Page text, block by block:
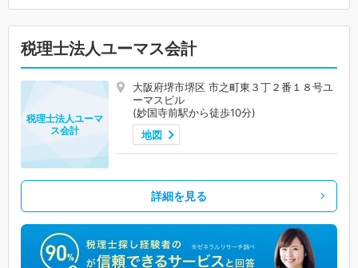
税理士法人ユーマス会計
大阪府堺市堺区 市之町東３丁２番１８号ユ
ーマスビル
(妙国寺前駅から徒歩10分)
地図
税理士法人ユーマ
ス会計
詳細を見る